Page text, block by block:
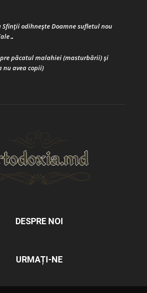
Sfinții odihnește Doamne sufletul nou
păcatul malahiei (masturbării) şi
nu avea copii)
DESPRE NOI
URMAȚI-NE